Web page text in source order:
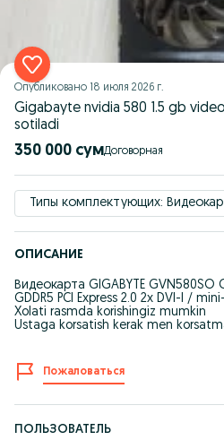
Опубликовано 18 июля 2026 г.
Gigabayte nvidia 580 1.5 gb
sotiladi
350 000 сум Договорная
Типы комплектующих:
ОПИСАНИЕ
Видеокарта GIGABYTE GVN580SO
GDDR5 PCI Express 2.0 2x DVI-I /
Xolati rasmda korishingiz mumkin
Ustaga korsatish kerak men
Пожаловаться
ПОЛЬЗОВАТЕЛЬ